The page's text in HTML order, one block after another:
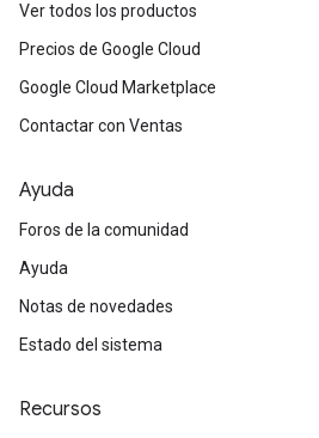
Ver todos los productos
Precios de Google Cloud
Google Cloud Marketplace
Contactar con Ventas
Ayuda
Foros de la comunidad
Ayuda
Notas de novedades
Estado del sistema
Recursos